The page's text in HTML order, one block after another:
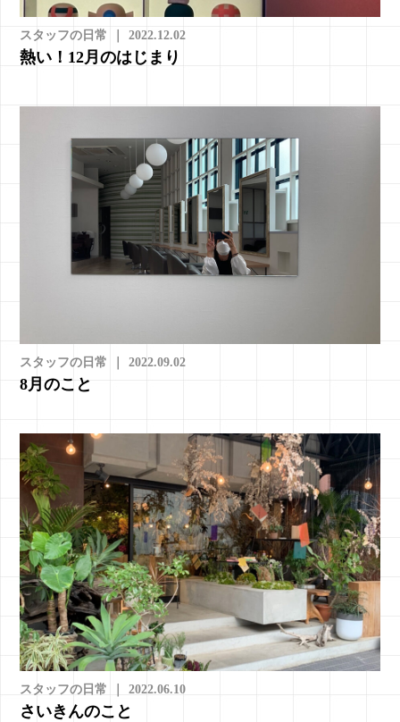
スタッフの日常 2022.12.02
熱い！12月のはじまり
スタッフの日常 2022.09.02
8月のこと
スタッフの日常 2022.06.10
さいきんのこと